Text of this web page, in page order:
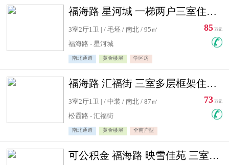
福海路 星河城 一梯两户三室住宅急售
3室2厅1卫 | / 毛坯 / 南北 / 95㎡
福海路 - 星河城
南北通透 黄金楼层 学区房
85 万元
福海路 汇福街 三室多层框架住宅急售
3室2厅1卫 | / 中装 / 南北 / 87㎡
松霞路 - 汇福街
南北通透 黄金楼层 全南户型
73 万元
可公积金 福海路 映雪佳苑 三室住宅急售送小棚